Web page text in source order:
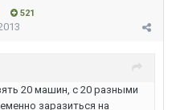
521
20 машин, с 20 разными
заразиться на